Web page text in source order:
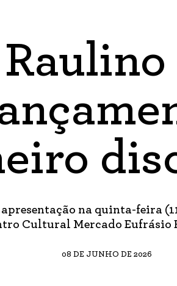
apresentação na quinta-feira
Cultural Mercado Eufrásio
08 DE JUNHO DE 2026